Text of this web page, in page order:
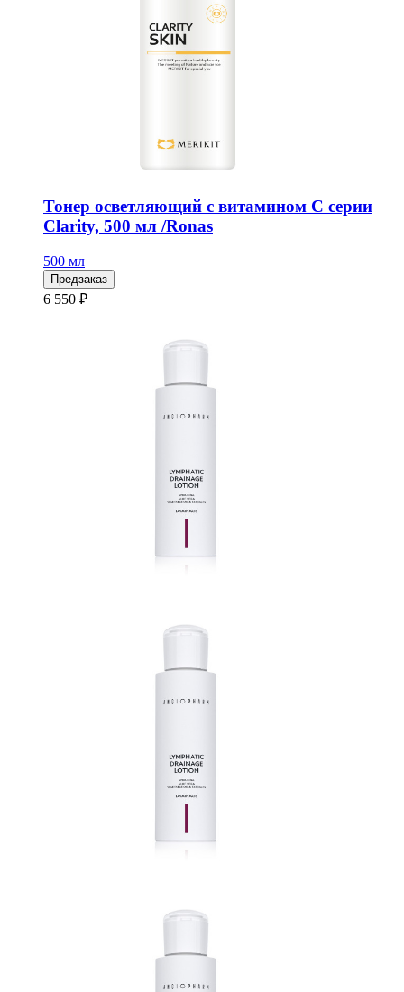
Тонер осветляющий с витамином С серии
Clarity, 500 мл /Ronas
500 мл
Предзаказ
6 550 ₽